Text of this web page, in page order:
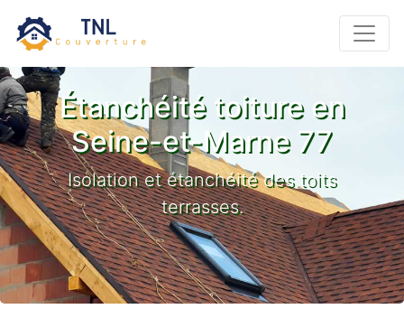
Étanchéité toiture en
Seine-et-Marne 77
Isolation et étanchéité des toits
terrasses.